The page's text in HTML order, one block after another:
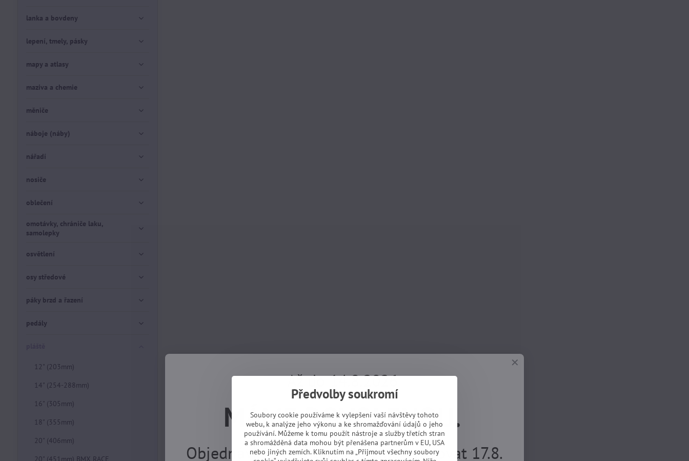
lanka a bovdeny
lepení, tmely, pásky
mapy a atlasy
maziva a chemie
měniče
náboje (náby)
nářadí
nosiče
oblečení
omotávky, chrániče laku,
samolepky
osvětlení
osy středové
páky brzd a řazení
pedály
12" (203mm)
14" (254-288mm)
16" (305mm)
18" (355mm)
20" (406mm)
20" (451mm) BMX RACE
Předvolby soukromí
Soubory cookie používáme k vylepšení vaší návštěvy tohoto
webu, k analýze jeho výkonu a ke shromažďování údajů o jeho
používání. Můžeme k tomu použít nástroje a služby třetích stran
a shromážděná data mohou být přenášena partnerům v EU, USA
nebo jiných zemích. Kliknutím na „Přijmout všechny soubory
Až do 14.8.2026
MÁME DOVOLENOU.
Objednávky z e-shopu budeme vyřizovat 17.8.